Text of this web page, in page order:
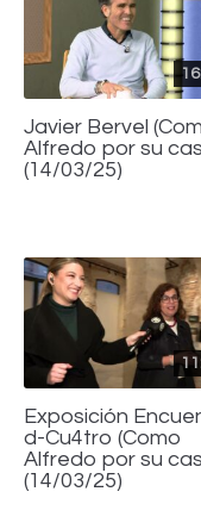
Javier Bervel
Alfredo por su
(14/03/25)
Exposición
d-Cu4tro (Como
Alfredo por su
(14/03/25)